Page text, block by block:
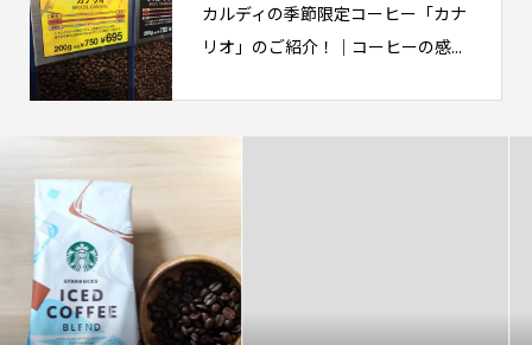
カルディの季節限定コーヒー「カナ
リオ」のご紹介！｜コーヒーの感...